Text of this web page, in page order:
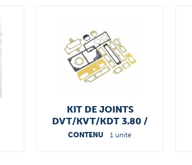
KIT DE JOINTS
DVT/KVT/KDT 3.80 /
3.60 54900021100
CONTENU 1 unité